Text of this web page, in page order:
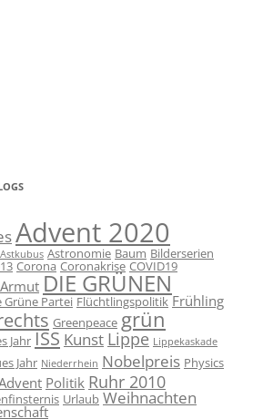
Advent 2020
Astkubus Astronomie Baum Bilderserien
Corona Coronakrise COVID19
DIE GRÜNEN
Grüne Partei Flüchtlingspolitik Frühling
Greenpeace grün
Jahr ISS Kunst Lippe Lippekaskade
Jahr Niederrhein Nobelpreis Physics
Politik Ruhr 2010
Urlaub Weihnachten